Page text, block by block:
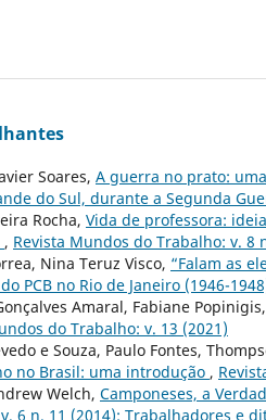
Soares, A guerra no prato:
do Sul, durante a Segunda
Rocha, Vida de professora:
, Revista Mundos do Trabalho: v. 8
Nina Teruz Visco, “Falam as
PCB no Rio de Janeiro (1946-
Amaral, Fabiane Popinigis,
do Trabalho: v. 13 (2021)
e Souza, Paulo Fontes,
no Brasil: uma introdução ,
Welch, Camponeses, a
6 n. 11 (2014): Trabalhadores e